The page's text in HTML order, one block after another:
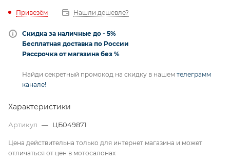
Привезём Нашли дешевле?
Скидка за наличные до - 5%
Бесплатная доставка по России
Рассрочка от магазина без %
Найди секретный промокод на скидку в нашем телеграмм
канале!
Характеристики
Артикул — ЦБ049871
Цена действительна только для интернет магазина и может
отличаться от цен в мотосалонах